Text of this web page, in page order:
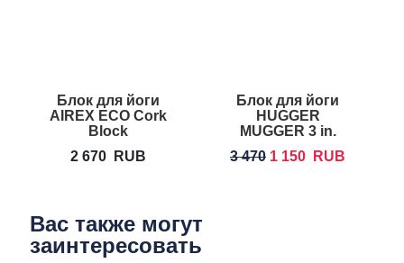
Блок для йоги
AIREX ECO Cork
Block
2 670
RUB
Блок для йоги
HUGGER
MUGGER 3 in.
Block
3 470 1 150 RUB
Вас также могут
заинтересовать